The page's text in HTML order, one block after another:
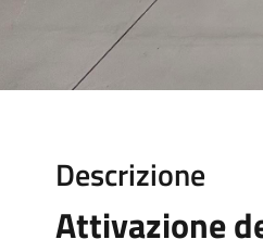
Descrizione
Attivazione